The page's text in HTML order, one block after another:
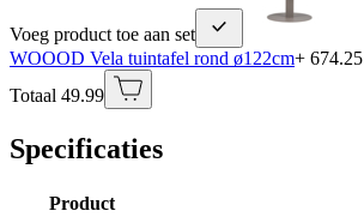
Voeg product toe aan set
WOOOD Vela tuintafel rond ø122cm+ 674.25
Totaal 49.99
Specificaties
Product